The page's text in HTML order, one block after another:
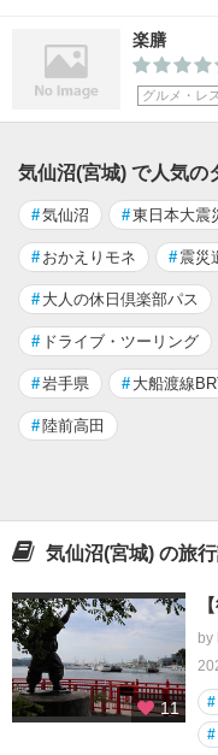
楽膳
グルメ・レ
気仙沼(宮城) で人気の
#気仙沼 #東日本大震
# おかえりモネ # 震災
# 大人の休日倶楽部パス
# ドライブ・ツーリング
#岩手県 # 大船渡線
# 陸前高田
気仙沼(宮城) の旅
11
by
#
#